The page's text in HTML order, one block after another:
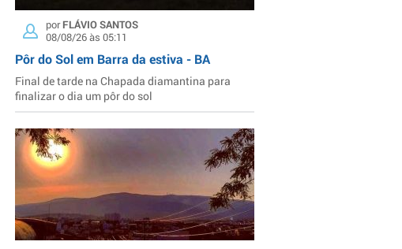
porFLÁVIO SANTOS
08/08/26 às 05:11
Pôr do Sol em Barra da estiva - BA
Final de tarde na Chapada diamantina para
finalizar o dia um pôr do sol